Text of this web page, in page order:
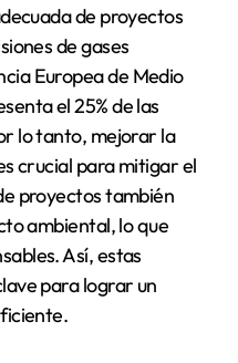
de proyectos
de gases
Europea de Medio
el 25% de las
lo tanto, mejorar la
crucial para mitigar el
proyectos también
ambiental, lo que
Así, estas
para lograr un